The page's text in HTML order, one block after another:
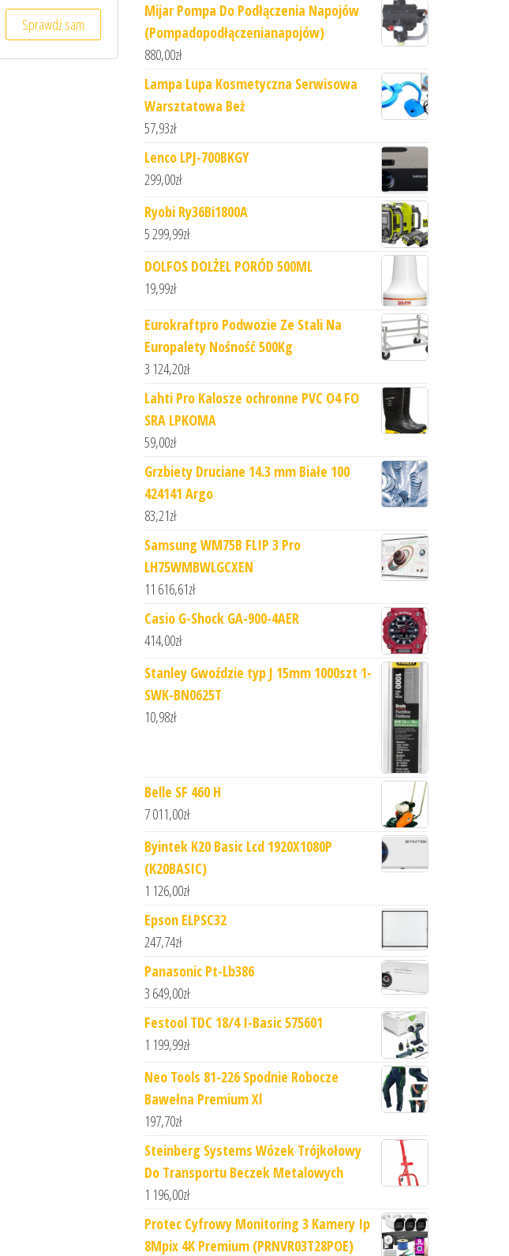
Sprawdź sam
Mijar Pompa Do Podłączenia Napojów
(Pompadopodłączenianapojów)
880,00zł
Lampa Lupa Kosmetyczna Serwisowa
Warsztatowa Beż
57,93zł
Lenco LPJ-700BKGY
299,00zł
Ryobi Ry36Bi1800A
5 299,99zł
DOLFOS DOLŻEL PORÓD 500ML
19,99zł
Eurokraftpro Podwozie Ze Stali Na
Europalety Nośność 500Kg
3 124,20zł
Lahti Pro Kalosze ochronne PVC O4 FO
SRA LPKOMA
59,00zł
Grzbiety Druciane 14.3 mm Białe 100
424141 Argo
83,21zł
Samsung WM75B FLIP 3 Pro
LH75WMBWLGCXEN
11 616,61zł
Casio G-Shock GA-900-4AER
414,00zł
Stanley Gwoździe typ J 15mm 1000szt 1-
SWK-BN0625T
10,98zł
Belle SF 460 H
7 011,00zł
Byintek K20 Basic Lcd 1920X1080P
(K20BASIC)
1 126,00zł
Epson ELPSC32
247,74zł
Panasonic Pt-Lb386
3 649,00zł
Festool TDC 18/4 I-Basic 575601
1 199,99zł
Neo Tools 81-226 Spodnie Robocze
Bawełna Premium Xl
197,70zł
Steinberg Systems Wózek Trójkołowy
Do Transportu Beczek Metalowych
1 196,00zł
Protec Cyfrowy Monitoring 3 Kamery Ip
8Mpix 4K Premium (PRNVR03T28POE)